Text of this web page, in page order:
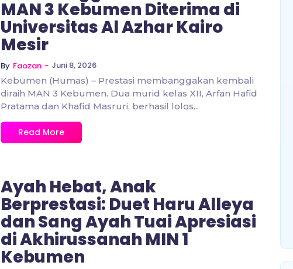
MAN 3 Kebumen Diterima di
Universitas Al Azhar Kairo
Mesir
By Faozan ~ Juni 8, 2026
Kebumen (Humas) – Prestasi membanggakan kembali
diraih MAN 3 Kebumen. Dua murid kelas XII, Arfan Hafid
Pratama dan Khafid Masruri, berhasil lolos...
Read More
Ayah Hebat, Anak
Berprestasi: Duet Haru Alleya
dan Sang Ayah Tuai Apresiasi
di Akhirussanah MIN 1
Kebumen